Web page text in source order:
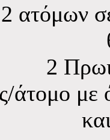
ατόμων
2
άτομο με